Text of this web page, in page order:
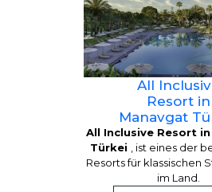
All
Resort in
Manavgat
All Inclusive Resort
Türkei
, ist eines der
Resorts für klassischen
im Land.